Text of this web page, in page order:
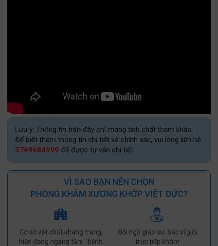
Lưu ý: Thông tin trên đây chỉ mang tính chất tham khảo.
Để biết thêm thông tin chi tiết và chính xác, vui lòng liên hệ
0769684999 để được tư vấn chi tiết.
VÌ SAO BẠN NÊN CHỌN
PHÒNG KHÁM XƯƠNG KHỚP VIỆT ĐỨC?
Cơ sở vật chất khang trang,
hiện đang ngang tầm “bệnh
Đội ngũ giáo sư, bác sĩ giỏi
trực tiếp khám